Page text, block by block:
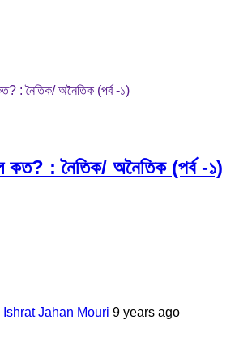
: নৈতিক/ অনৈতিক (পর্ব -১)
কত? : নৈতিক/ অনৈতিক (পর্ব -১)
Ishrat Jahan Mouri 9 years ago